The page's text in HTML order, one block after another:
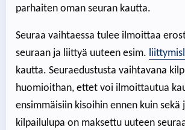
parhaiten oman seuran kautta.
Seuraa vaihtaessa tulee ilmoittaa
seuraan ja liittyä uuteen esim.
kautta. Seuraedustusta vaihtavana
huomioithan, ettet voi ilmoittautua
ensimmäisiin kisoihin ennen kuin sekä
kilpailulupa on maksettu uuteen